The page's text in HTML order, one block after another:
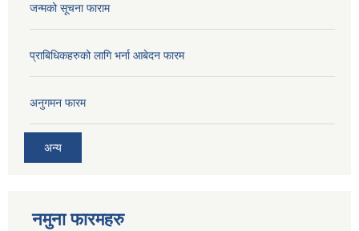
जन्मको सूचना फाराम
प्राबिधिकहरुको लागि भर्ना आबेदन फारम
अनुगमन फारम
अन्य
नमुना फारमहरु